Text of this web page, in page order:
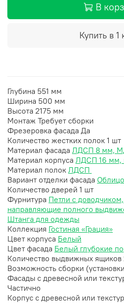
В
Купить в 1
Глубина 551 мм
Ширина 500 мм
Высота 2175 мм
Монтаж Требует сборки
Фрезеровка фасада Да
Количество жестких полок 1 шт
Материал фасада ЛДСП 8 мм,
Материал корпуса ЛДСП 16
Материал полок ЛДСП
Вариант отделки фасада
Количество дверей 1 шт
Фурнитура Петли с
направляющие полного
Штанга для одежды
Коллекция Гостиная «Грация»
Цвет корпуса Белый
Цвет фасада Белый глубокие
Количество выдвижных ящиков
Возможность сборки
Фасады с древесной или
Частично
Корпус с древесной или